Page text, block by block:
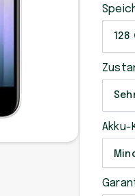
128
Akku-